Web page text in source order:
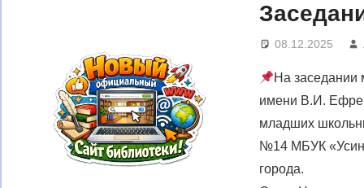
08.12.2025
На
имени В.И.
младших
№14 МБУК
города.